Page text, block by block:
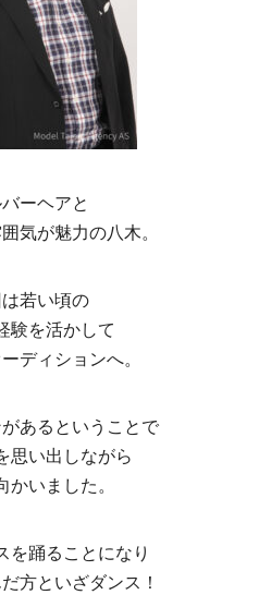
ーヘアと
気が魅力の八木。
若い頃の
験を活かして
ディションへ。
あるということで
思い出しながら
かいました。
を踊ることになり
方といざダンス！